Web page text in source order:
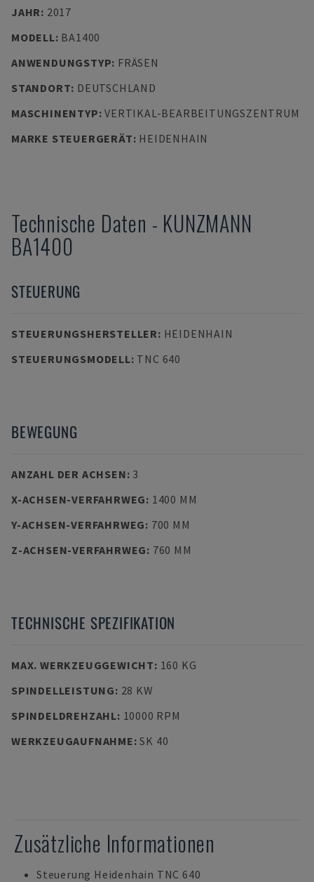
JAHR: 2017
MODELL: BA1400
ANWENDUNGSTYP: FRÄSEN
STANDORT: DEUTSCHLAND
MASCHINENTYP:VERTIKAL-BEARBEITUNGSZENTRUM
MARKE STEUERGERÄT: HEIDENHAIN
Technische Daten - KUNZMANN
BA1400
STEUERUNG
STEUERUNGSHERSTELLER: HEIDENHAIN
STEUERUNGSMODELL: TNC 640
BEWEGUNG
ANZAHL DER ACHSEN: 3
X-ACHSEN-VERFAHRWEG: 1400 MM
Y-ACHSEN-VERFAHRWEG: 700 MM
Z-ACHSEN-VERFAHRWEG: 760 MM
TECHNISCHE SPEZIFIKATION
MAX. WERKZEUGGEWICHT: 160 KG
SPINDELLEISTUNG: 28 KW
SPINDELDREHZAHL: 10000 RPM
WERKZEUGAUFNAHME:SK 40
Zusätzliche Informationen
Steuerung Heidenhain TNC 640